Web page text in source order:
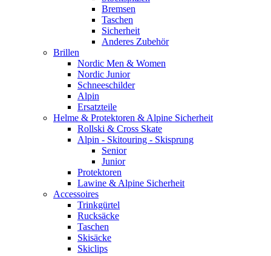
Bremsen
Taschen
Sicherheit
Anderes Zubehör
Brillen
Nordic Men & Women
Nordic Junior
Schneeschilder
Alpin
Ersatzteile
Helme & Protektoren & Alpine Sicherheit
Rollski & Cross Skate
Alpin - Skitouring - Skisprung
Senior
Junior
Protektoren
Lawine & Alpine Sicherheit
Accessoires
Trinkgürtel
Rucksäcke
Taschen
Skisäcke
Skiclips